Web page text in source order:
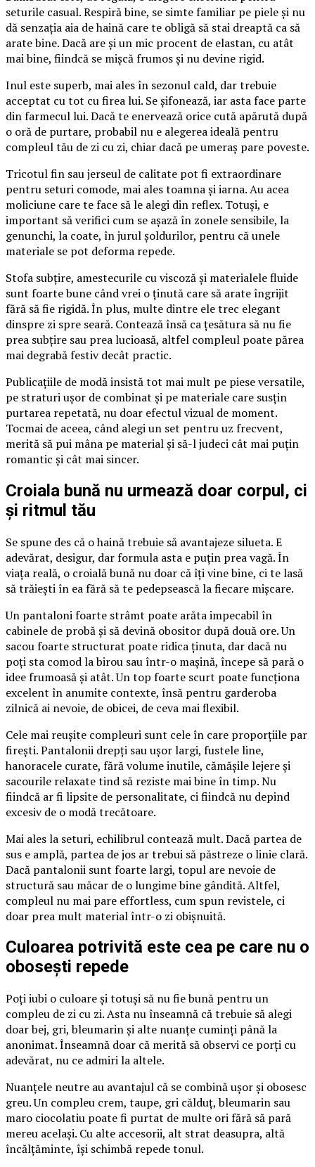
seturile casual. Respiră bine, se simte familiar pe piele și nu
dă senzația aia de haină care te obligă să stai dreaptă ca să
arate bine. Dacă are și un mic procent de elastan, cu atât
mai bine, fiindcă se mișcă frumos și nu devine rigid.
Inul este superb, mai ales în sezonul cald, dar trebuie
acceptat cu tot cu firea lui. Se șifonează, iar asta face parte
din farmecul lui. Dacă te enervează orice cută apărută după
o oră de purtare, probabil nu e alegerea ideală pentru
compleul tău de zi cu zi, chiar dacă pe umeraș pare poveste.
Tricotul fin sau jerseul de calitate pot fi extraordinare
pentru seturi comode, mai ales toamna și iarna. Au acea
moliciune care te face să le alegi din reflex. Totuși, e
important să verifici cum se așază în zonele sensibile, la
genunchi, la coate, în jurul șoldurilor, pentru că unele
materiale se pot deforma repede.
Stofa subțire, amestecurile cu viscoză și materialele fluide
sunt foarte bune când vrei o ținută care să arate îngrijit
fără să fie rigidă. În plus, multe dintre ele trec elegant
dinspre zi spre seară. Contează însă ca țesătura să nu fie
prea subțire sau prea lucioasă, altfel compleul poate părea
mai degrabă festiv decât practic.
Publicațiile de modă insistă tot mai mult pe piese versatile,
pe straturi ușor de combinat și pe materiale care susțin
purtarea repetată, nu doar efectul vizual de moment.
Tocmai de aceea, când alegi un set pentru uz frecvent,
merită să pui mâna pe material și să-l judeci cât mai puțin
romantic și cât mai sincer.
Croiala bună nu urmează doar corpul, ci
și ritmul tău
Se spune des că o haină trebuie să avantajeze silueta. E
adevărat, desigur, dar formula asta e puțin prea vagă. În
viața reală, o croială bună nu doar că îți vine bine, ci te lasă
să trăiești în ea fără să te pedepsească la fiecare mișcare.
Un pantaloni foarte strâmt poate arăta impecabil în
cabinele de probă și să devină obositor după două ore. Un
sacou foarte structurat poate ridica ținuta, dar dacă nu
poți sta comod la birou sau într-o mașină, începe să pară o
idee frumoasă și atât. Un top foarte scurt poate funcționa
excelent în anumite contexte, însă pentru garderoba
zilnică ai nevoie, de obicei, de ceva mai flexibil.
Cele mai reușite compleuri sunt cele în care proporțiile par
firești. Pantalonii drepți sau ușor largi, fustele line,
hanoracele curate, fără volume inutile, cămășile lejere și
sacourile relaxate tind să reziste mai bine în timp. Nu
fiindcă ar fi lipsite de personalitate, ci fiindcă nu depind
excesiv de o modă trecătoare.
Mai ales la seturi, echilibrul contează mult. Dacă partea de
sus e amplă, partea de jos ar trebui să păstreze o linie clară.
Dacă pantalonii sunt foarte largi, topul are nevoie de
structură sau măcar de o lungime bine gândită. Altfel,
compleul nu mai pare effortless, cum spun revistele, ci
doar prea mult material într-o zi obișnuită.
Culoarea potrivită este cea pe care nu o
obosești repede
Poți iubi o culoare și totuși să nu fie bună pentru un
compleu de zi cu zi. Asta nu înseamnă că trebuie să alegi
doar bej, gri, bleumarin și alte nuanțe cuminți până la
anonimat. Înseamnă doar că merită să observi ce porți cu
adevărat, nu ce admiri la altele.
Nuanțele neutre au avantajul că se combină ușor și obosesc
greu. Un compleu crem, taupe, gri călduț, bleumarin sau
maro ciocolatiu poate fi purtat de multe ori fără să pară
mereu același. Cu alte accesorii, alt strat deasupra, altă
încălțăminte, își schimbă repede tonul.